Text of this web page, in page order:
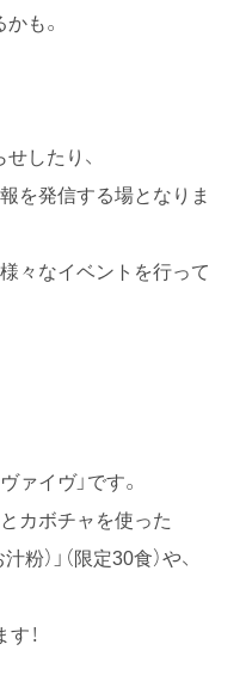
も。
したり、
を発信する場となりま
々なイベントを行って
ァイヴ」です。
カボチャを使った
）」（限定30食）や、
！